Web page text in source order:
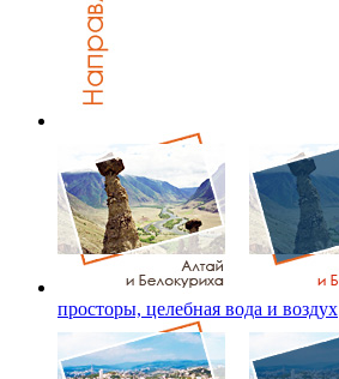
просторы, целебная вода и воздух